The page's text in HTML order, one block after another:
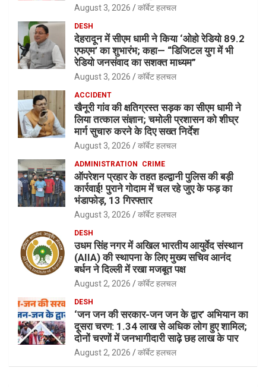
August 3, 2026 कॉर्बेट हलचल
DESH
देहरादून में सीएम धामी ने किया ‘ओहो रेडियो 89.2
एफएम’ का शुभारंभ; कहा— “डिजिटल युग में भी
रेडियो जनसंवाद का सशक्त माध्यम”
August 3, 2026 कॉर्बेट हलचल
ACCIDENT
खैनूरी गांव की क्षतिग्रस्त सड़क का सीएम धामी ने
लिया तत्काल संज्ञान; चमोली प्रशासन को शीघ्र
मार्ग सुचारु करने के दिए सख्त निर्देश
August 3, 2026 कॉर्बेट हलचल
ADMINISTRATION CRIME
ऑपरेशन प्रहार के तहत हल्द्वानी पुलिस की बड़ी
कार्रवाई! पुराने गोदाम में चल रहे जुए के फड़ का
भंडाफोड़, 13 गिरफ्तार
August 3, 2026 कॉर्बेट हलचल
DESH
उधम सिंह नगर में अखिल भारतीय आयुर्वेद संस्थान
(AIIA) की स्थापना के लिए मुख्य सचिव आनंद
बर्धन ने दिल्ली में रखा मजबूत पक्ष
August 2, 2026 कॉर्बेट हलचल
DESH
‘जन जन की सरकार-जन जन के द्वार’ अभियान का
दूसरा चरण: 1.34 लाख से अधिक लोग हुए शामिल;
दोनों चरणों में जनभागीदारी साढ़े छह लाख के पार
August 2, 2026 कॉर्बेट हलचल